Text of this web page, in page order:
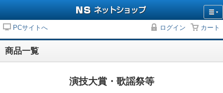
PCサイトへ ログイン カート
商品一覧
演技大賞・歌謡祭等